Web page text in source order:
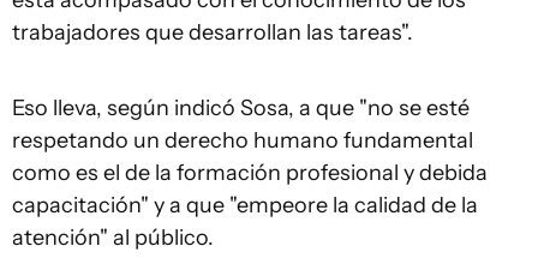
trabajadores que desarrollan las tareas".
Eso lleva, según indicó Sosa, a que "no se esté
respetando un derecho humano fundamental
como es el de la formación profesional y debida
capacitación" y a que "empeore la calidad de la
atención" al público.